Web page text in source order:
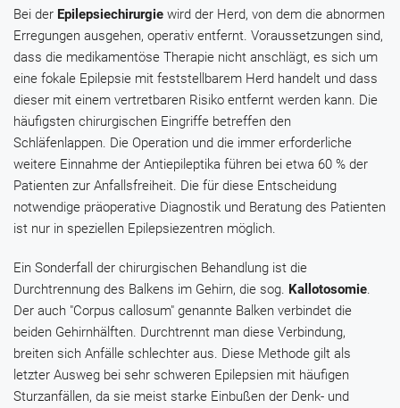
Bei der Epilepsiechirurgie wird der Herd, von dem die abnormen
Erregungen ausgehen, operativ entfernt. Voraussetzungen sind,
dass die medikamentöse Therapie nicht anschlägt, es sich um
eine fokale Epilepsie mit feststellbarem Herd handelt und dass
dieser mit einem vertretbaren Risiko entfernt werden kann. Die
häufigsten chirurgischen Eingriffe betreffen den
Schläfenlappen. Die Operation und die immer erforderliche
weitere Einnahme der Antiepileptika führen bei etwa 60 % der
Patienten zur Anfallsfreiheit. Die für diese Entscheidung
notwendige präoperative Diagnostik und Beratung des Patienten
ist nur in speziellen Epilepsiezentren möglich.
Ein Sonderfall der chirurgischen Behandlung ist die
Durchtrennung des Balkens im Gehirn, die sog. Kallotosomie
Der auch "Corpus callosum" genannte Balken verbindet die
beiden Gehirnhälften. Durchtrennt man diese Verbindung,
breiten sich Anfälle schlechter aus. Diese Methode gilt als
letzter Ausweg bei sehr schweren Epilepsien mit häufigen
Sturzanfällen, da sie meist starke Einbußen der Denk- und